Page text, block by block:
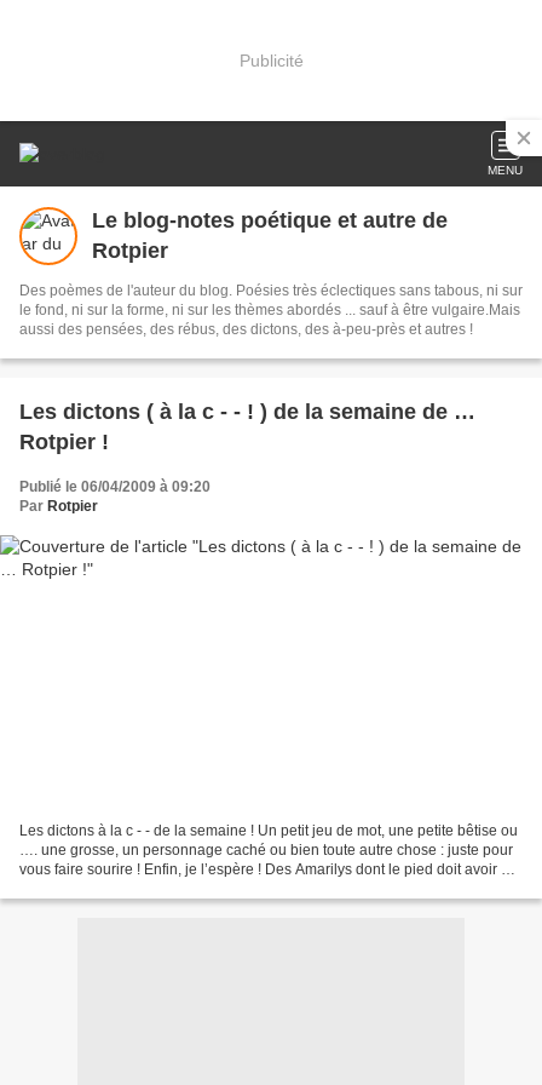
Publicité
MENU
Le blog-notes poétique et autre de
Rotpier
Des poèmes de l'auteur du blog. Poésies très éclectiques sans tabous, ni sur
le fond, ni sur la forme, ni sur les thèmes abordés ... sauf à être vulgaire.Mais
aussi des pensées, des rébus, des dictons, des à-peu-près et autres !
Les dictons ( à la c - - ! ) de la semaine de …
Rotpier !
Publié le 06/04/2009 à 09:20
Par Rotpier
Les dictons à la c - - de la semaine ! Un petit jeu de mot, une petite bêtise ou
…. une grosse, un personnage caché ou bien toute autre chose : juste pour
vous faire sourire ! Enfin, je l’espère ! Des Amarilys dont le pied doit avoir au